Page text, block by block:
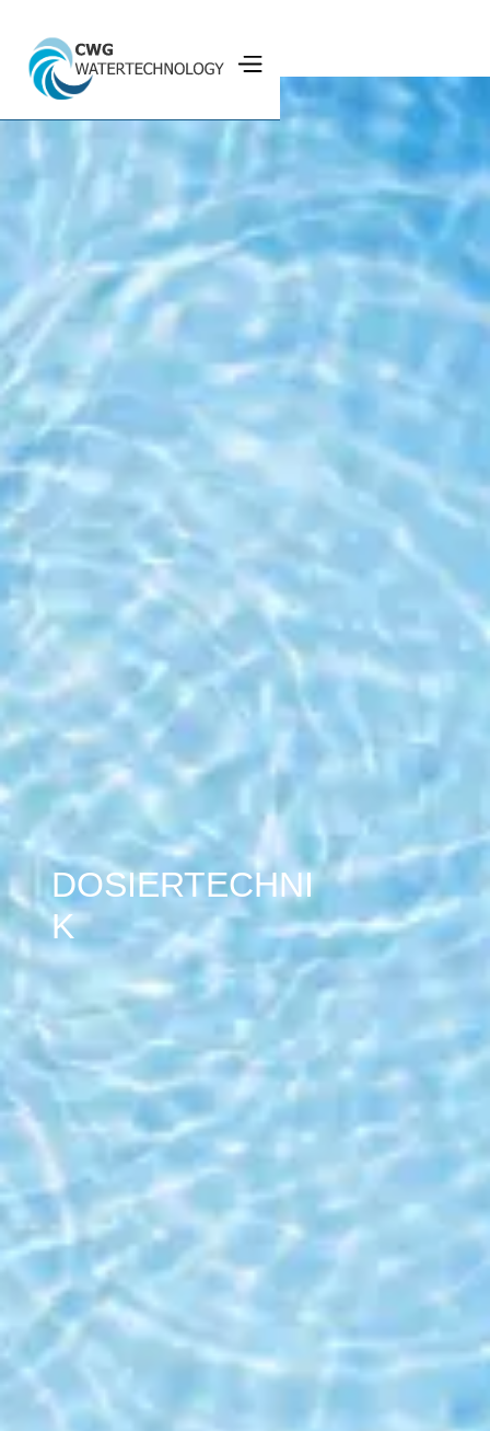
DOSIERTECHNI
K